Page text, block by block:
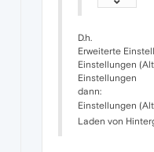
D.h.
Erweiterte
Einstellungen
Einstellungen
dann:
Einstellungen
Laden von